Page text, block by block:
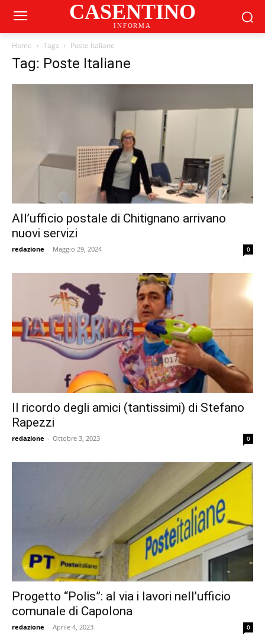
CASENTINO
INFORMA
Home Tags Poste Italiane
Tag: Poste Italiane
All’ufficio postale di Chitignano arrivano
nuovi servizi
redazione - Maggio 29, 2024 0
Il ricordo degli amici (tantissimi) di Stefano
Rapezzi
redazione - Ottobre 3, 2023 0
Progetto “Polis”: al via i lavori nell’ufficio
comunale di Capolona
redazione - Aprile 4, 2023 0